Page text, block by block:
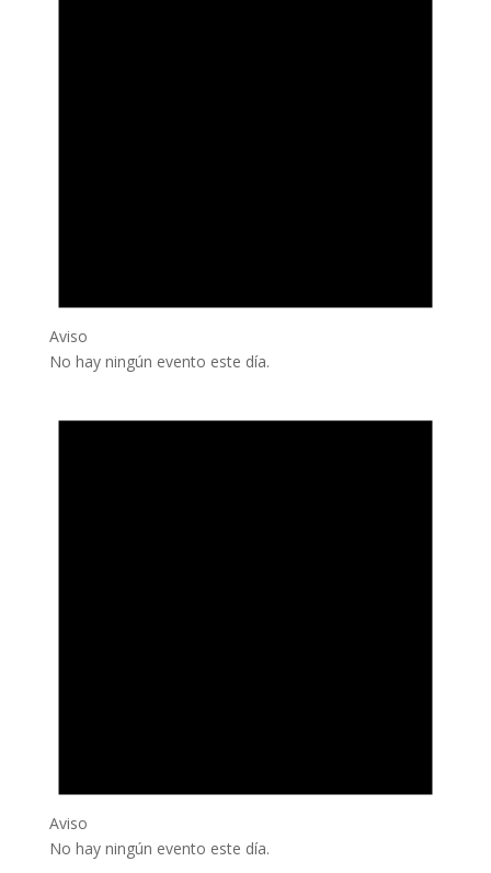
Aviso
No hay ningún evento este día.
Aviso
No hay ningún evento este día.